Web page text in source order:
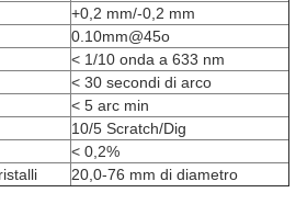
+0,2 mm/-0,2 mm
0.10mm@45o
< 1/10 onda a 633 nm
< 30 secondi di arco
< 5 arc min
10/5 Scratch/Dig
< 0,2%
20,0-76 mm di diametro